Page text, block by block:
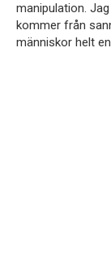
manipulation.
kommer från
människor helt